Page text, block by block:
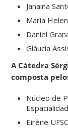
Janaina
Maria
Daniel
Gláucia
A Cátedra
composta
Núcleo de
Eirène UFSC